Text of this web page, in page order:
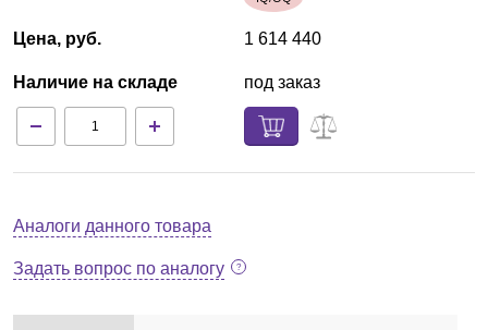
Цена, руб.
Наличие на складе
1 614 440
под заказ
Аналоги данного товара
Задать вопрос по аналогу